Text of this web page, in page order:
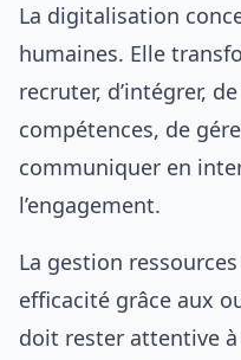
La digitalisation
humaines. Elle
recruter, d’intégrer,
compétences, de
communiquer en
l’engagement.
La gestion
efficacité grâce aux
doit rester attentive à